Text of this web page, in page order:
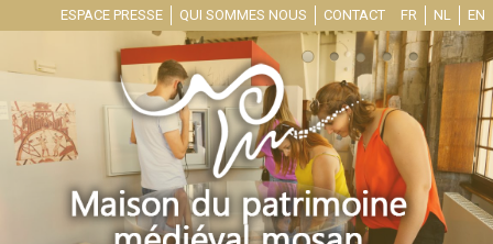
FR NL EN
ESPACE PRESSE QUI SOMMES NOUS CONTACT